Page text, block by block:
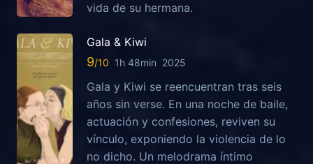
vida de su hermana.
Gala & Kiwi
9 1h 48min 2025
Gala y Kiwi se reencuentran tras seis
años sin verse. En una noche de baile,
actuación y confesiones, reviven su
vínculo, exponiendo la violencia de lo
no dicho. Un melodrama íntimo